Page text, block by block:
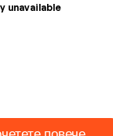
unavailable